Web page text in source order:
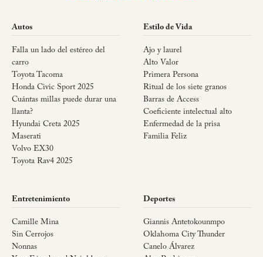
Autos
Falla un lado del estéreo del
carro
Toyota Tacoma
Honda Civic Sport 2025
Cuántas millas puede durar una
llanta?
Hyundai Creta 2025
Maserati
Volvo EX30
Toyota Rav4 2025
Estilo de Vida
Ajo y laurel
Alto Valor
Primera Persona
Ritual de los siete granos
Barras de Access
Coeficiente intelectual alto
Enfermedad de la prisa
Familia Feliz
Entretenimiento
Camille Mina
Sin Cerrojos
Nonnas
Deportes
Giannis Antetokounmpo
Oklahoma City Thunder
Canelo Álvarez